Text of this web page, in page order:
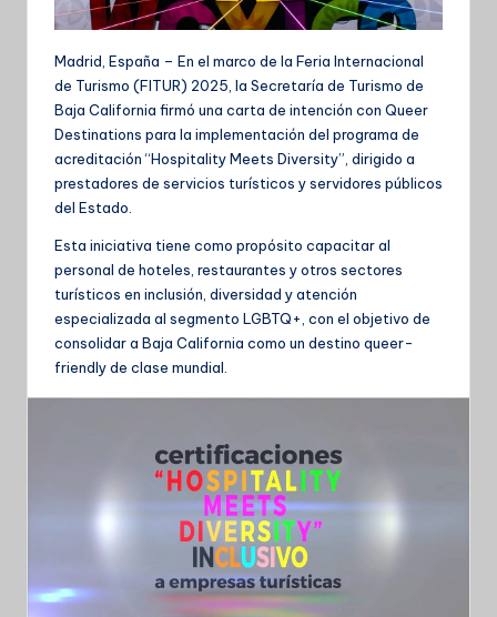
Madrid, España – En el marco de la Feria Internacional
de Turismo (FITUR) 2025, la Secretaría de Turismo de
Baja California firmó una carta de intención con Queer
Destinations para la implementación del programa de
acreditación “Hospitality Meets Diversity”, dirigido a
prestadores de servicios turísticos y servidores públicos
del Estado.
Esta iniciativa tiene como propósito capacitar al
personal de hoteles, restaurantes y otros sectores
turísticos en inclusión, diversidad y atención
especializada al segmento LGBTQ+, con el objetivo de
consolidar a Baja California como un destino queer-
friendly de clase mundial.